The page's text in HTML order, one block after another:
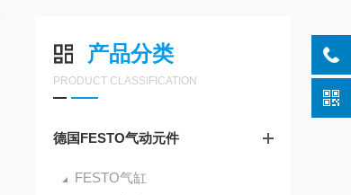
产品分类
PRODUCT CLASSIFICATION
德国FESTO气动元件
FESTO气缸